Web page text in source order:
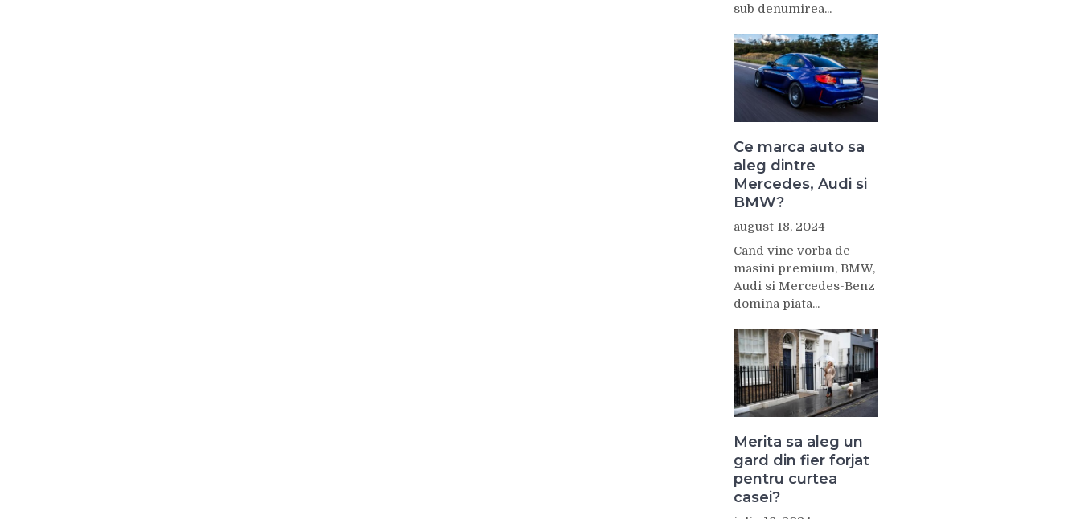
sub denumirea...
Ce marca auto sa
aleg dintre
Mercedes, Audi si
BMW?
august 18, 2024
Cand vine vorba de
masini premium, BMW,
Audi si Mercedes-Benz
domina piata...
Merita sa aleg un
gard din fier forjat
pentru curtea
casei?